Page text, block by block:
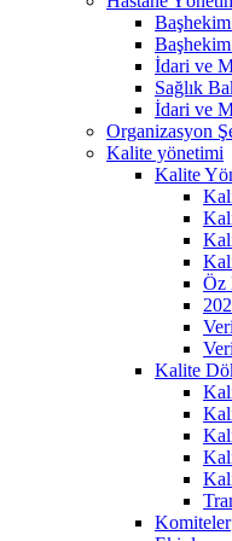
İdari ve
Sağlık
İdari ve
Organizasyon
Kalite yönetimi
Kalite
Öz
Kalite
Komiteler